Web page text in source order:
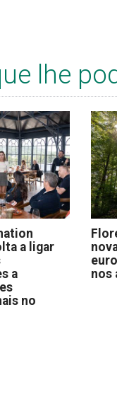
lhe
a ligar
a
no
nos